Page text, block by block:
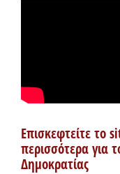
Επισκεφτείτε το
περισσότερα για
Δημοκρατίας